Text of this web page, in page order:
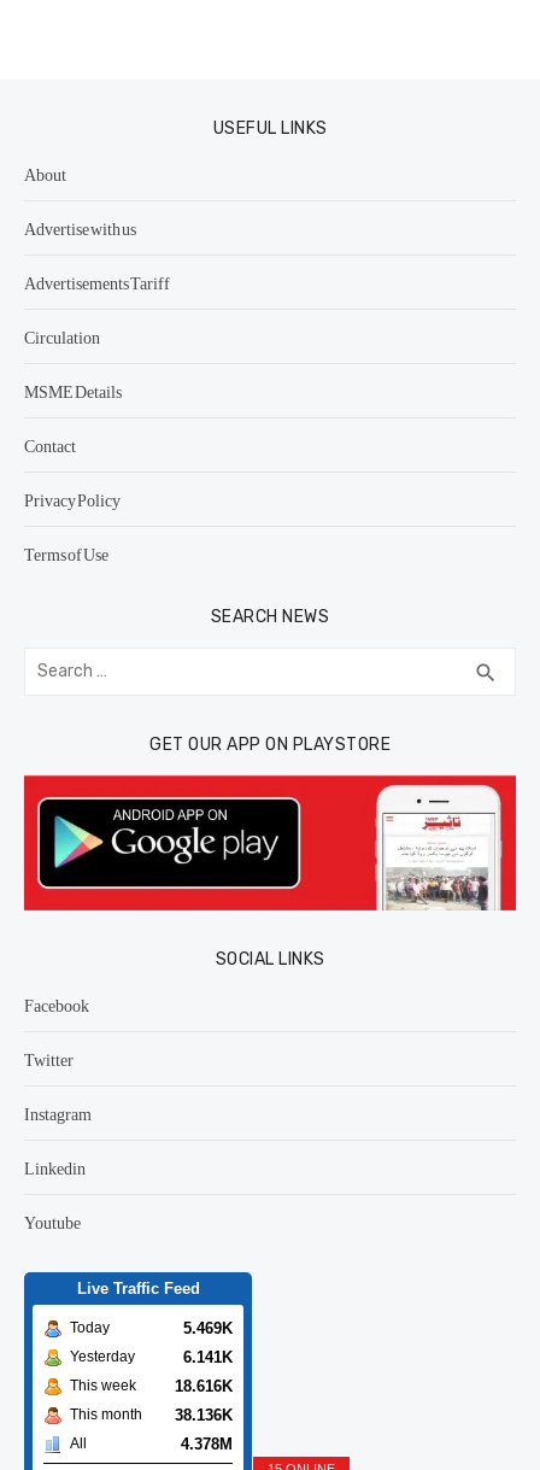
USEFUL LINKS
About
Advertise with us
Advertisements Tariff
Circulation
MSME Details
Contact
Privacy Policy
Terms of Use
SEARCH NEWS
Search
for: search
GET OUR APP ON PLAYSTORE
SOCIAL LINKS
Facebook
Twitter
Instagram
Linkedin
Youtube
Live Traffic Feed
Today 5.469K
Yesterday 6.141K
This week 18.616K
This month 38.136K
All 4.378M